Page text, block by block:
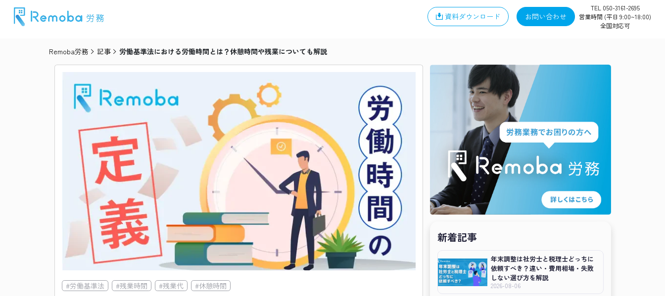
資料ダウンロード お問い合わせ
TEL 050-3161-2695
営業時間 (平日 9:00~18:00)
全国対応可
Remoba労務 記事 労働基準法における労働時間とは？休憩時間や残業についても解説
新着記事
年末調整は社労士と税理士どっちに
依頼すべき？違い・費用相場・失敗
しない選び方を解説
2026-08-06
#労働基準法 #残業時間 #残業代 #休憩時間